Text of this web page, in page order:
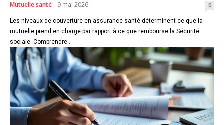
Mutuelle santé 9 mai 2026 0
Les niveaux de couverture en assurance santé déterminent ce que la
mutuelle prend en charge par rapport à ce que rembourse la Sécurité
sociale. Comprendre...